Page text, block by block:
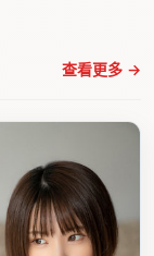
查看更多 →